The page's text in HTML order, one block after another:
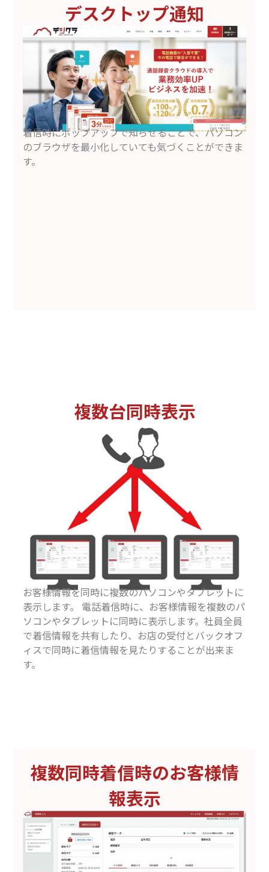
デスクトップ通知
着信時にポップアップで知らせることで、パソコン
のブラウザを最小化していても気づくことができま
す。
複数台同時表示
お客様情報を同時に複数のパソコンやタブレットに
表示します。 電話着信時に、お客様情報を複数のパ
ソコンやタブレットに同時に表示します。社員全員
で着信情報を共有したり、お店の受付とバックオフ
ィスで同時に着信情報を見たりすることが出来ま
す。
複数同時着信時のお客様情
報表示